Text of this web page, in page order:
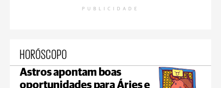
PUBLICIDADE
HORÓSCOPO
Astros apontam boas
oportunidades para Áries e